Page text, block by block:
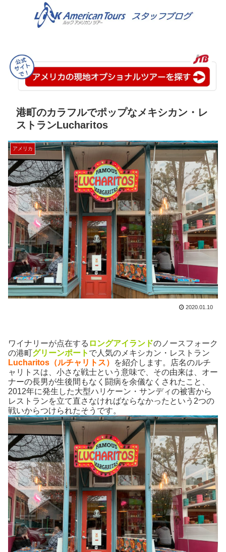
港町のカラフルでポップなメキシカン・レ
ストランLucharitos
アメリカ
2020.01.10
ワイナリーが点在する ロングアイランドのノースフォーク
の港町グリーンポート で人気のメキシカン・レストラン
Lucharitos（ルチャリトス）
を紹介します。店名のルチ
ャリトスは、小さな戦士という意味で、その由来は、オー
ナーの長男が生後間もなく闘病を余儀なくされたこと、
2012年に発生した大型ハリケーン・サンディの被害から
レストランを立て直さなければならなかったという2つの
戦いからつけられたそうです。